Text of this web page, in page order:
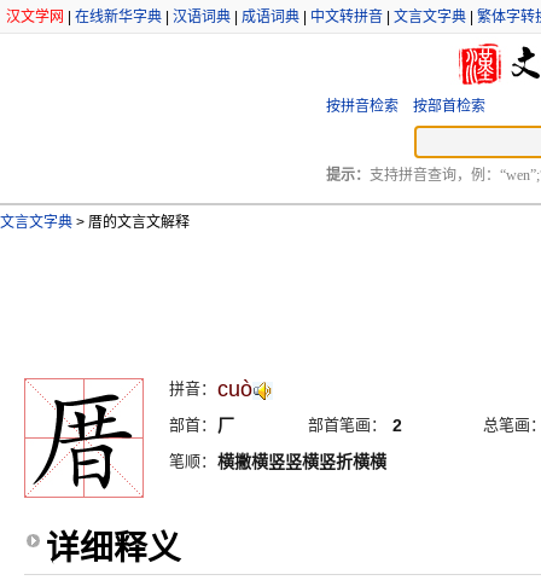
汉文学网 在线新华字典 汉语词典 成语词典 中文转拼音 文言文字典 繁体字转
按拼音检索 按部首检索
提示： 支持拼音查询，例：
文言文字典 > 厝的文言文解释
拼音： cuò
部首： 厂 部首笔画： 2
总笔画
笔顺： 横撇横竖竖横竖折横横
详细释义